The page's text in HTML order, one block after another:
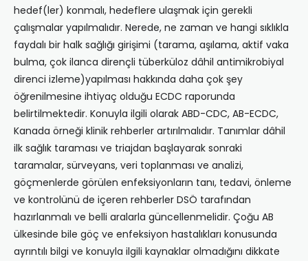
hedef(ler) konmalı, hedeflere ulaşmak için gerekli
çalışmalar yapılmalıdır. Nerede, ne zaman ve hangi sıklıkla
faydalı bir halk sağlığı girişimi (tarama, aşılama, aktif vaka
bulma, çok ilanca dirençli tüberküloz dâhil antimikrobiyal
direnci izleme)yapılması hakkında daha çok şey
öğrenilmesine ihtiyaç olduğu ECDC raporunda
belirtilmektedir. Konuyla ilgili olarak ABD-CDC, AB-ECDC,
Kanada örneği klinik rehberler artırılmalıdır. Tanımlar dâhil
ilk sağlık taraması ve triajdan başlayarak sonraki
taramalar, sürveyans, veri toplanması ve analizi,
göçmenlerde görülen enfeksiyonların tanı, tedavi, önleme
ve kontrolünü de içeren rehberler DSÖ tarafından
hazırlanmalı ve belli aralarla güncellenmelidir. Çoğu AB
ülkesinde bile göç ve enfeksiyon hastalıkları konusunda
ayrıntılı bilgi ve konuyla ilgili kaynaklar olmadığını dikkate